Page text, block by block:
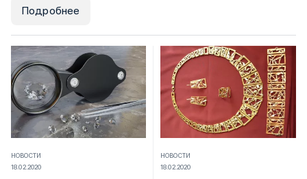
Подробнее
НОВОСТИ
18.02.2020
НОВОСТИ
18.02.2020